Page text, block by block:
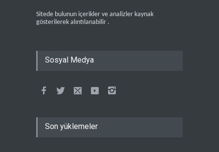
Sitede bulunun içerikler ve analizler kaynak
gösterilerek alıntılanabilir .
Sosyal Medya
Son yüklemeler